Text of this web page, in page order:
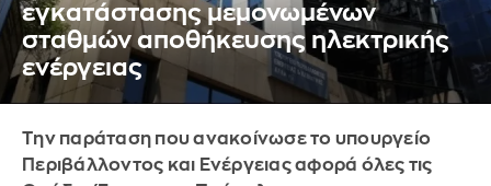
εγκατάστασης μεμονωμένων
σταθμών αποθήκευσης ηλεκτρικής
ενέργειας
Την παράταση που ανακοίνωσε το υπουργείο
Περιβάλλοντος και Ενέργειας αφορά όλες τις